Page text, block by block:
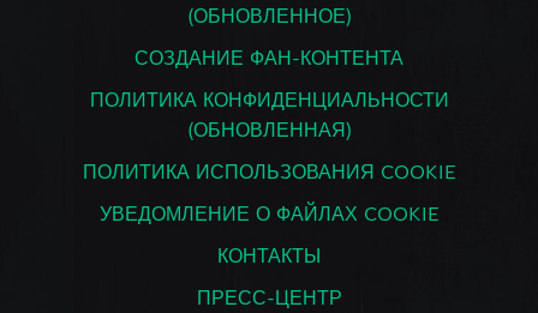
(ОБНОВЛЕННОЕ)
СОЗДАНИЕ ФАН-КОНТЕНТА
ПОЛИТИКА КОНФИДЕНЦИАЛЬНОСТИ
(ОБНОВЛЕННАЯ)
ПОЛИТИКА ИСПОЛЬЗОВАНИЯ COOKIE
УВЕДОМЛЕНИЕ О ФАЙЛАХ COOKIE
КОНТАКТЫ
ПРЕСС-ЦЕНТР